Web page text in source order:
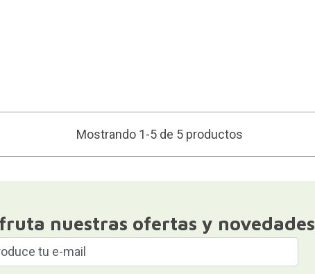
Mostrando 1-5 de 5 productos
nuestras ofertas y novedades